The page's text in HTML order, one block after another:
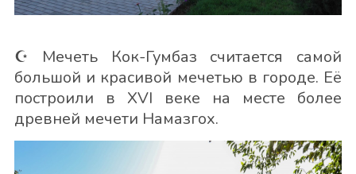
☪️ Мечеть Кок-Гумбаз считается самой
большой и красивой мечетью в городе. Её
построили в XVI веке на месте более
древней мечети Намазгох.